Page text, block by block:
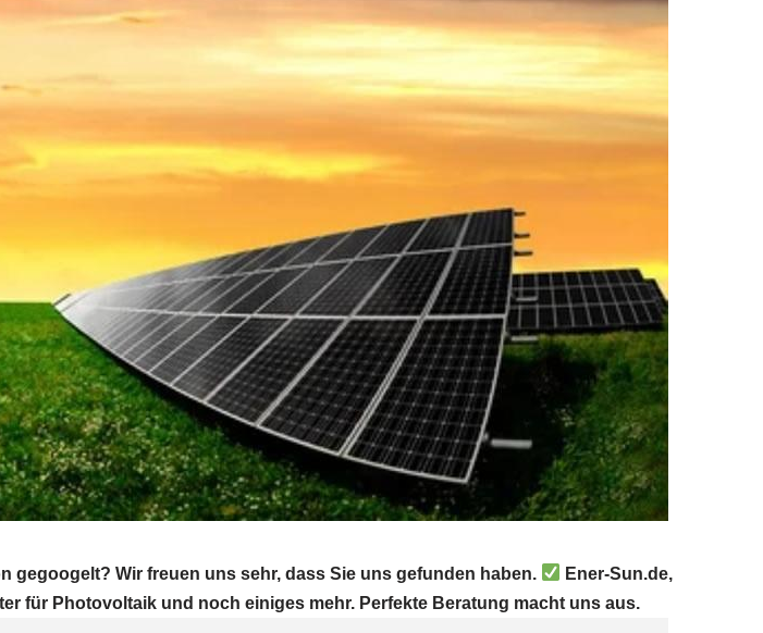
gegoogelt? Wir freuen uns sehr, dass Sie uns gefunden haben.
Ener-Sun.de,
für Photovoltaik und noch einiges mehr. Perfekte Beratung macht uns aus.